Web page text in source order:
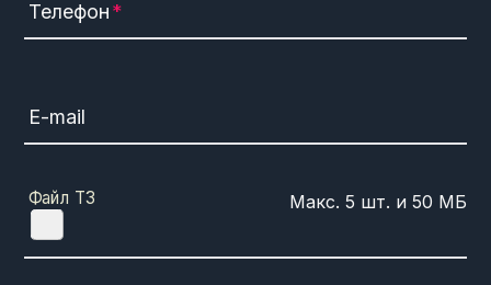
Телефон
E-mail
Файл ТЗ